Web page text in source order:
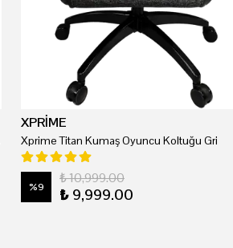
XPRİME
Xprime Titan Kumaş Oyuncu Koltuğu Gri
%9
₺ 10,999.00
₺ 9,999.00